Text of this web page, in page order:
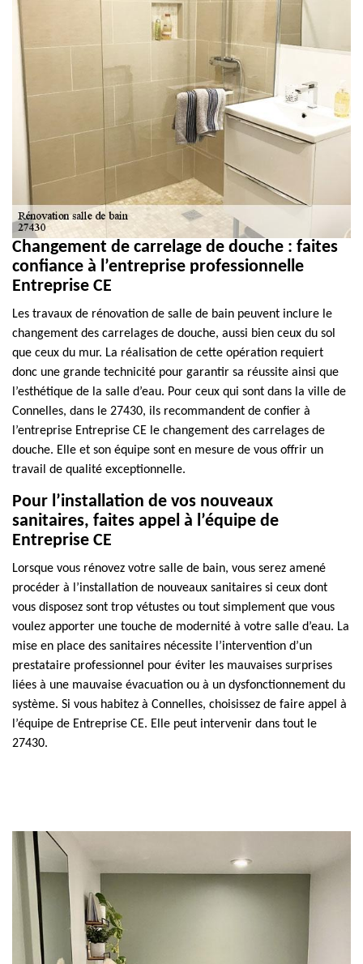
Changement de carrelage de douche : faites
confiance à l’entreprise professionnelle
Entreprise CE
Les travaux de rénovation de salle de bain peuvent inclure le
changement des carrelages de douche, aussi bien ceux du sol
que ceux du mur. La réalisation de cette opération requiert
donc une grande technicité pour garantir sa réussite ainsi que
l’esthétique de la salle d’eau. Pour ceux qui sont dans la ville de
Connelles, dans le 27430, ils recommandent de confier à
l’entreprise Entreprise CE le changement des carrelages de
douche. Elle et son équipe sont en mesure de vous offrir un
travail de qualité exceptionnelle.
Pour l’installation de vos nouveaux
sanitaires, faites appel à l’équipe de
Entreprise CE
Lorsque vous rénovez votre salle de bain, vous serez amené
procéder à l’installation de nouveaux sanitaires si ceux dont
vous disposez sont trop vétustes ou tout simplement que vous
voulez apporter une touche de modernité à votre salle d’eau. La
mise en place des sanitaires nécessite l’intervention d’un
prestataire professionnel pour éviter les mauvaises surprises
liées à une mauvaise évacuation ou à un dysfonctionnement du
système. Si vous habitez à Connelles, choisissez de faire appel à
l’équipe de Entreprise CE. Elle peut intervenir dans tout le
27430.